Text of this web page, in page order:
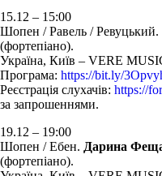
15.12 – 15:00
Шопен / Равель / Ревуцький.
(фортепіано).
Україна, Київ – VERE
Програма: https://bit.ly/
Реєстрація слухачів: https://
за запрошеннями.
19.12 – 19:00
Шопен / Ебен. Дарина
(фортепіано).